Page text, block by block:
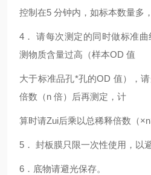
控制在5 分钟内，如标本数量多
4 ． 请每次测定的同时做标准
测物质含量过高（样本OD 值
大于标准品孔*孔的OD 值），
倍数（n 倍）后再测定，计
算时请Zui后乘以总稀释倍数（
5 ． 封板膜只限一次性使用，以
6 ．底物请避光保存。